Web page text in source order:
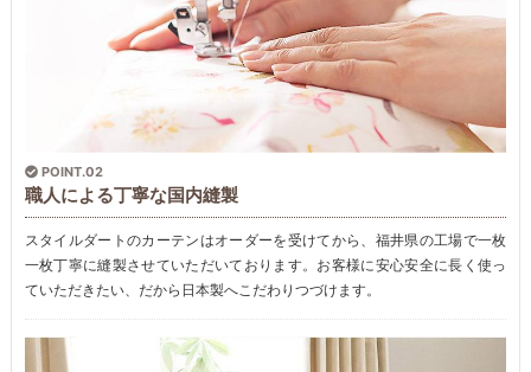
POINT.02
職人による丁寧な国内縫製
スタイルダートのカーテンはオーダーを受けてから、福井県の工場で一枚
一枚丁寧に縫製させていただいております。お客様に安心安全に長く使っ
ていただきたい、だから日本製へこだわりつづけます。